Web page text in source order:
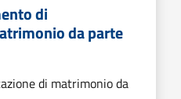
di
da parte
di matrimonio da